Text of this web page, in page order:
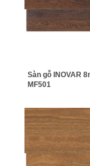
Sàn gỗ INOVAR
MF501